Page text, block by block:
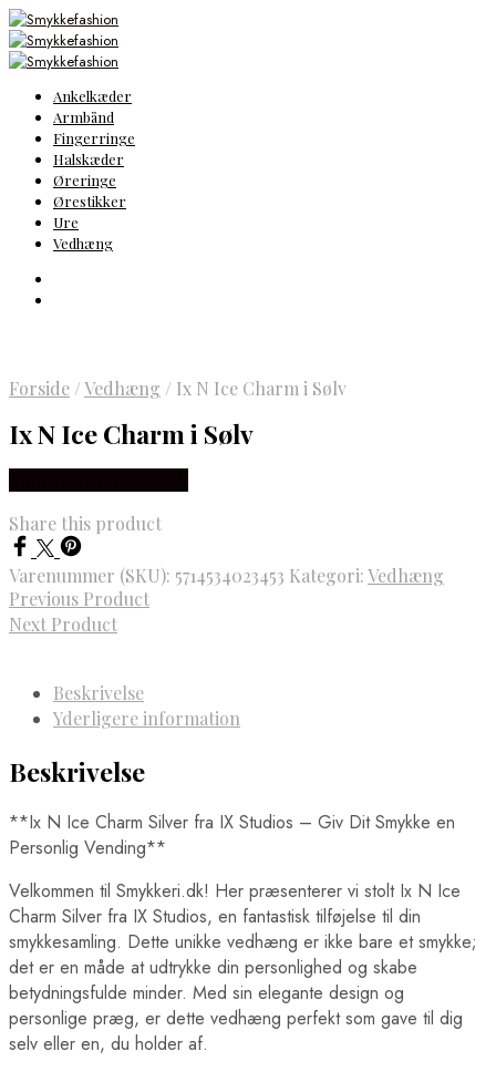
Ankelkæder
Armbånd
Fingerringe
Halskæder
Øreringe
Ørestikker
Ure
Vedhæng
Forside /Vedhæng / Ix N Ice Charm i Sølv
Ix N Ice Charm i Sølv
Share this product
Varenummer (SKU): 5714534023453 Kategori:Vedhæng
Previous Product
Next Product
Beskrivelse
Yderligere information
Beskrivelse
**Ix N Ice Charm Silver fra IX Studios – Giv Dit Smykke en
Personlig Vending**
Velkommen til Smykkeri.dk! Her præsenterer vi stolt Ix N Ice
Charm Silver fra IX Studios, en fantastisk tilføjelse til din
smykkesamling. Dette unikke vedhæng er ikke bare et smykke;
det er en måde at udtrykke din personlighed og skabe
betydningsfulde minder. Med sin elegante design og
personlige præg, er dette vedhæng perfekt som gave til dig
selv eller en, du holder af.